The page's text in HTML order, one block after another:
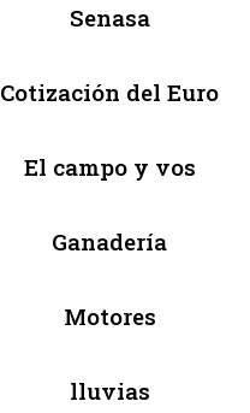
Senasa
Cotización del Euro
El campo y vos
Ganadería
Motores
lluvias